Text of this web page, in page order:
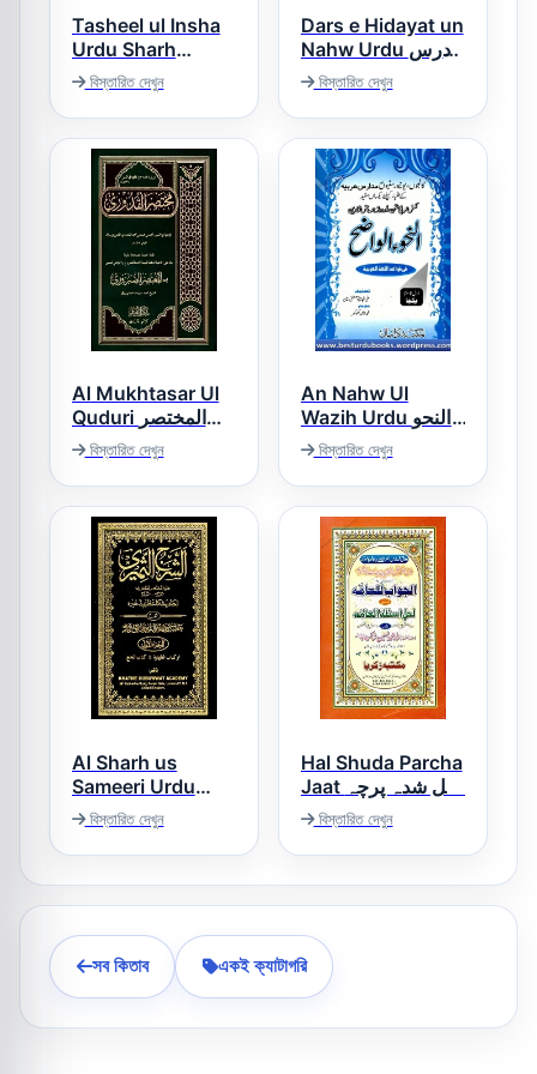
Tasheel ul Insha
Urdu Sharh
Muallim ul Insha
تسھیل الانشاء اردو
شرح معلم الانشاء
বিস্তারিত দেখুন
Dars e Hidayat un
Nahw Urdu درس
ہدایۃ النحو اردو
বিস্তারিত দেখুন
Al Mukhtasar Ul
Quduri المختصر
القدوری
বিস্তারিত দেখুন
An Nahw Ul
Wazih Urdu النحو
الواضح اردو
বিস্তারিত দেখুন
Al Sharh us
Sameeri Urdu
Sharh Mukhtasar
Ul Quduri الشرح
الثمیری اردو شرح
مختصر القدوری
বিস্তারিত দেখুন
Hal Shuda Parcha
Jaat حل شدہ پرچہ
جات
বিস্তারিত দেখুন
সব কিতাব একই ক্যাটাগরি